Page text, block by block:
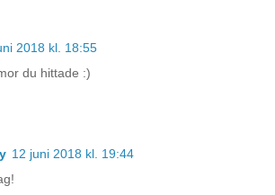
2018 kl. 18:55
du hittade :)
12 juni 2018 kl. 19:44